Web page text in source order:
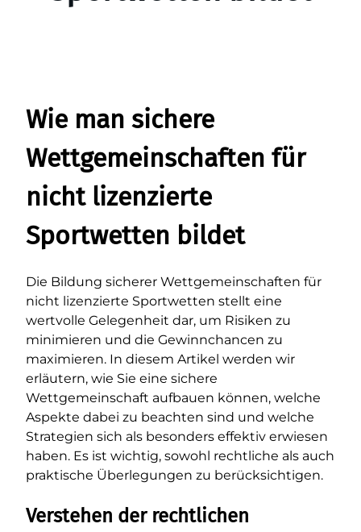
Wie man sichere
Wettgemeinschaften für
nicht lizenzierte
Sportwetten bildet
Die Bildung sicherer Wettgemeinschaften für
nicht lizenzierte Sportwetten stellt eine
wertvolle Gelegenheit dar, um Risiken zu
minimieren und die Gewinnchancen zu
maximieren. In diesem Artikel werden wir
erläutern, wie Sie eine sichere
Wettgemeinschaft aufbauen können, welche
Aspekte dabei zu beachten sind und welche
Strategien sich als besonders effektiv erwiesen
haben. Es ist wichtig, sowohl rechtliche als auch
praktische Überlegungen zu berücksichtigen.
Verstehen der rechtlichen